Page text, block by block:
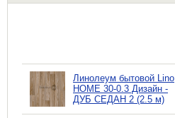
Линолеум бытовой Lino
HOME 30-0.3 Дизайн -
ДУБ СЕДАН 2 (2.5 м)